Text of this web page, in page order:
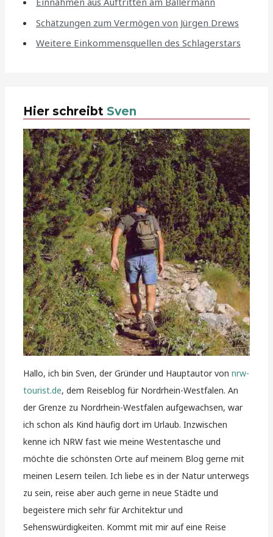
Schätzungen zum Vermögen von Jürgen Drews
Weitere Einkommensquellen des Schlagerstars
Hier schreibt Sven
Hallo, ich bin Sven, der Gründer und Hauptautor vonnrw-
tourist.de, dem Reiseblog für Nordrhein-Westfalen. An
der Grenze zu Nordrhein-Westfalen aufgewachsen, war
ich schon als Kind häufig dort im Urlaub. Inzwischen
kenne ich NRW fast wie meine Westentasche und
möchte die schönsten Orte auf meinem Blog gerne mit
meinen Lesern teilen. Ich liebe es in der Natur unterwegs
zu sein, reise aber auch gerne in neue Städte und
begeistere mich sehr für Architektur und
Sehenswürdigkeiten. Kommt mit mir auf eine Reise